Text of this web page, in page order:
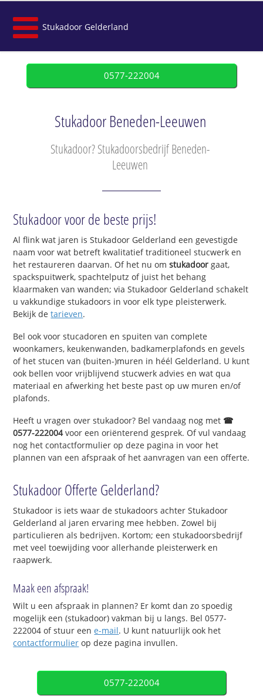
Stukadoor Gelderland
0577-222004
Stukadoor Beneden-Leeuwen
Stukadoor? Stukadoorsbedrijf Beneden-
Leeuwen
Stukadoor voor de beste prijs!
Al flink wat jaren is Stukadoor Gelderland een gevestigde
naam voor wat betreft kwalitatief traditioneel stucwerk en
het restaureren daarvan. Of het nu omstukadoor gaat,
spackspuitwerk, spachtelputz of juist het behang
klaarmaken van wanden; via Stukadoor Gelderland schakelt
u vakkundige stukadoors in voor elk type pleisterwerk.
Bekijk detarieven.
Bel ook voor stucadoren en spuiten van complete
woonkamers, keukenwanden, badkamerplafonds en gevels
of het stucen van (buiten-)muren in héél Gelderland. U kunt
ook bellen voor vrijblijvend stucwerk advies en wat qua
materiaal en afwerking het beste past op uw muren en/of
plafonds.
Heeft u vragen over stukadoor? Bel vandaag nog met ☎
0577-222004voor een oriënterend gesprek. Of vul vandaag
nog het contactformulier op deze pagina in voor het
plannen van een afspraak of het aanvragen van een offerte.
Stukadoor Offerte Gelderland?
Stukadoor is iets waar de stukadoors achter Stukadoor
Gelderland al jaren ervaring mee hebben. Zowel bij
particulieren als bedrijven. Kortom; een stukadoorsbedrijf
met veel toewijding voor allerhande pleisterwerk en
raapwerk.
Maak een afspraak!
Wilt u een afspraak in plannen? Er komt dan zo spoedig
mogelijk een (stukadoor) vakman bij u langs. Bel 0577-
222004 of stuur eene-mail. U kunt natuurlijk ook het
contactformulier op deze pagina invullen.
0577-222004